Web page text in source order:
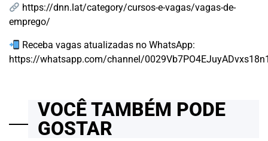
https://dnn.lat/category/cursos-e-vagas/vagas-de-
emprego/
Receba vagas atualizadas no WhatsApp:
https://whatsapp.com/channel/
VOCÊ TAMBÉM PODE
GOSTAR